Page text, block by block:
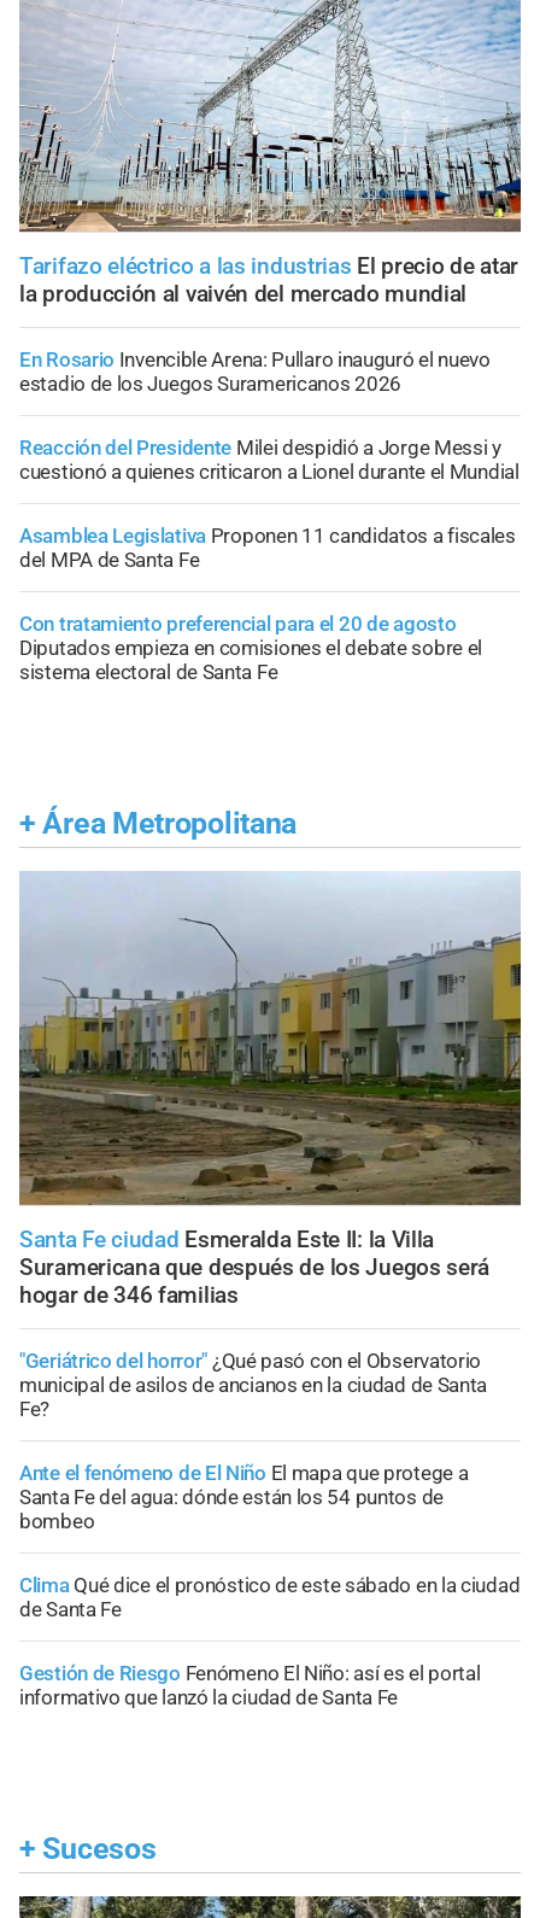
Tarifazo eléctrico a las industrias El precio de atar
la producción al vaivén del mercado mundial
En Rosario Invencible Arena: Pullaro inauguró el nuevo
estadio de los Juegos Suramericanos 2026
Reacción del Presidente Milei despidió a Jorge Messi y
cuestionó a quienes criticaron a Lionel durante el Mundial
Asamblea Legislativa Proponen 11 candidatos a fiscales
del MPA de Santa Fe
Con tratamiento preferencial para el 20 de agosto
Diputados empieza en comisiones el debate sobre el
sistema electoral de Santa Fe
+ Área Metropolitana
Santa Fe ciudad Esmeralda Este II: la Villa
Suramericana que después de los Juegos será
hogar de 346 familias
"Geriátrico del horror" ¿Qué pasó con el Observatorio
municipal de asilos de ancianos en la ciudad de Santa
Fe?
Ante el fenómeno de El Niño El mapa que protege a
Santa Fe del agua: dónde están los 54 puntos de
bombeo
Clima Qué dice el pronóstico de este sábado en la ciudad
de Santa Fe
Gestión de Riesgo Fenómeno El Niño: así es el portal
informativo que lanzó la ciudad de Santa Fe
+ Sucesos